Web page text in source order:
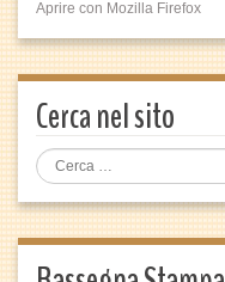
Aprire con Mozilla Firefox
Cerca nel sito